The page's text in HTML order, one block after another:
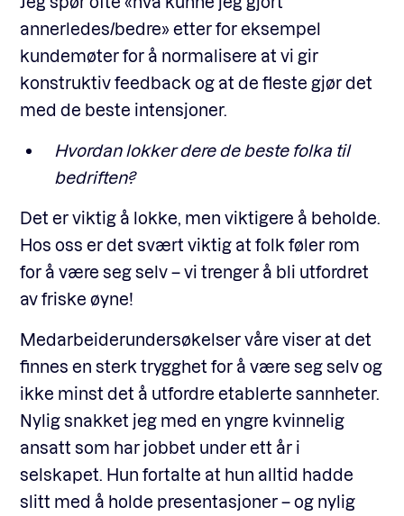
annerledes/bedre» etter for eksempel
kundemøter for å normalisere at vi gir
konstruktiv feedback og at de fleste gjør det
med de beste intensjoner.
Hvordan lokker dere de beste folka til
bedriften?
Det er viktig å lokke, men viktigere å beholde.
Hos oss er det svært viktig at folk føler rom
for å være seg selv – vi trenger å bli utfordret
av friske øyne!
Medarbeiderundersøkelser våre viser at det
finnes en sterk trygghet for å være seg selv og
ikke minst det å utfordre etablerte sannheter.
Nylig snakket jeg med en yngre kvinnelig
ansatt som har jobbet under ett år i
selskapet. Hun fortalte at hun alltid hadde
slitt med å holde presentasjoner – og nylig